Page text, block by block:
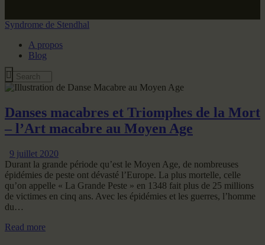
Syndrome de Stendhal
A propos
Blog
Danses macabres et Triomphes de la Mort
– l’Art macabre au Moyen Age
9 juillet 2020
Durant la grande période qu’est le Moyen Age, de nombreuses
épidémies de peste ont dévasté l’Europe. La plus mortelle, celle
qu’on appelle « La Grande Peste » en 1348 fait plus de 25 millions
de victimes en cinq ans. Avec les épidémies et les guerres, l’homme
du…
Read more